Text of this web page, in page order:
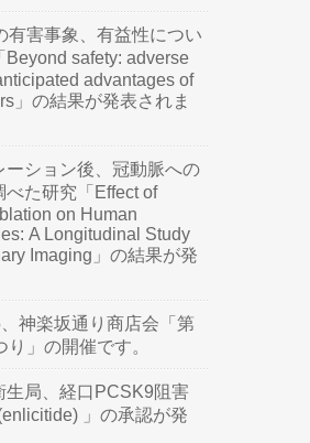
有害事象、有益性につい
Beyond safety: adverse
advantages of
」の結果が発表されま
ーション後、冠動脈への
べた研究「Effect of
on Human
A Longitudinal Study
Imaging」の結果が発
神楽坂通り商店会「第
」の開催です。
生局、経口PCSK9阻害
」の承認が発